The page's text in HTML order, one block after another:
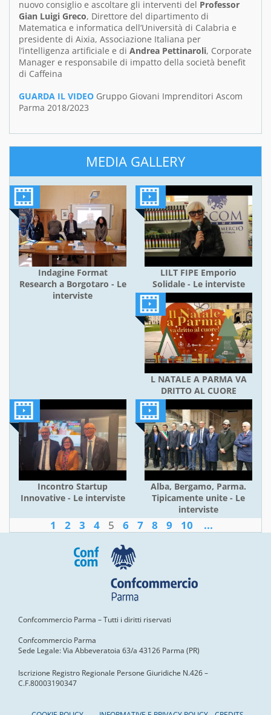
nuovo consiglio e ascoltare gli interventi del Professor
Gian Luigi Greco, Direttore del dipartimento di
Matematica e informatica dell’Università di Calabria e
presidente di Aixia, Associazione Italiana per
l’intelligenza artificiale e di Andrea Pettinaroli, Corporate
Manager e responsabile di impatto della società benefit
di Caffeina
GUARDA IL VIDEO Gruppo Giovani Imprenditori Ascom
Parma 2018/2023
MEDIA GALLERY
Indagine Format
Research a Borgotaro - Le
interviste
LILT FIPE Emporio
Solidale - Le interviste
L NATALE A PARMA VA
DRITTO AL CUORE
Incontro Startup
Innovative - Le interviste
Alba, Bergamo, Parma.
Tipicamente unite - Le
interviste
1 2 3 4 5 6 7 8 9 10 ...
Confcommercio Parma – Tutti i diritti riservati
Confcommercio Parma
Sede Legale: Via Abbeveratoia 63/a 43126 Parma (PR)
Iscrizione Registro Regionale Persone Giuridiche N.426 –
C.F.80003190347